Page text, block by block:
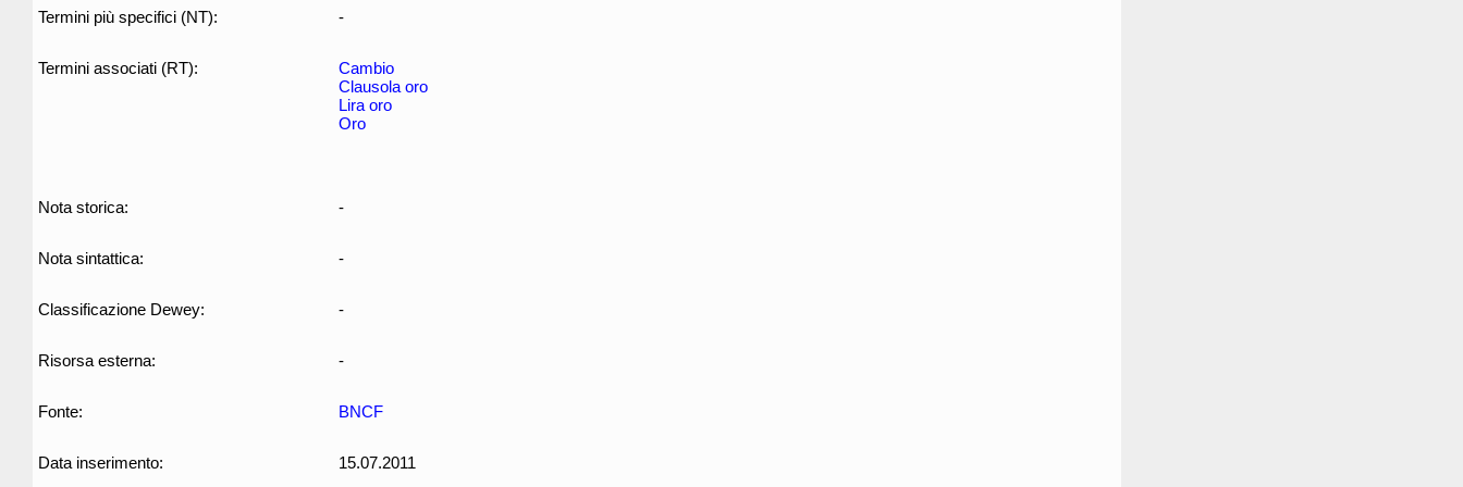
Termini più specifici (NT): -
Termini associati (RT):
Cambio
Clausola oro
Lira oro
Oro
Nota storica: -
Nota sintattica: -
Classificazione Dewey: -
Risorsa esterna: -
Fonte: BNCF
Data inserimento: 15.07.2011